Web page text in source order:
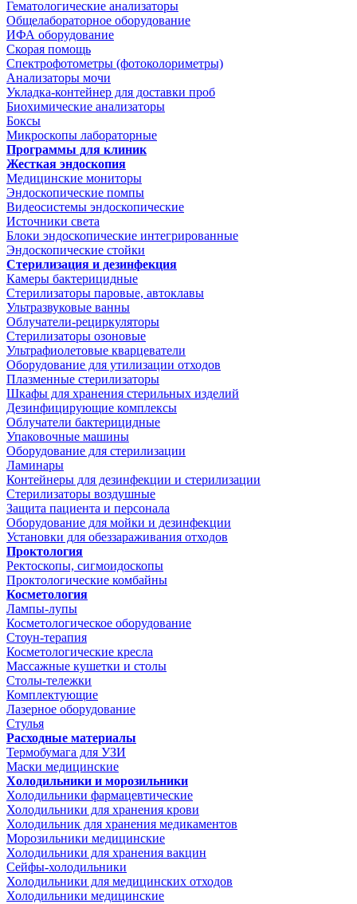
Гематологические анализаторы
Общелабораторное оборудование
ИФА оборудование
Скорая помощь
Спектрофотометры (фотоколориметры)
Анализаторы мочи
Укладка-контейнер для доставки проб
Биохимические анализаторы
Боксы
Микроскопы лабораторные
Программы для клиник
Жесткая эндоскопия
Медицинские мониторы
Эндоскопические помпы
Видеосистемы эндоскопические
Источники света
Блоки эндоскопические интегрированные
Эндоскопические стойки
Стерилизация и дезинфекция
Камеры бактерицидные
Стерилизаторы паровые, автоклавы
Ультразвуковые ванны
Облучатели-рециркуляторы
Стерилизаторы озоновые
Ультрафиолетовые кварцеватели
Оборудование для утилизации отходов
Плазменные стерилизаторы
Шкафы для хранения стерильных изделий
Дезинфицирующие комплексы
Облучатели бактерицидные
Упаковочные машины
Оборудование для стерилизации
Ламинары
Контейнеры для дезинфекции и стерилизации
Стерилизаторы воздушные
Защита пациента и персонала
Оборудование для мойки и дезинфекции
Установки для обеззараживания отходов
Проктология
Ректоскопы, сигмоидоскопы
Проктологические комбайны
Косметология
Лампы-лупы
Косметологическое оборудование
Стоун-терапия
Косметологические кресла
Массажные кушетки и столы
Столы-тележки
Комплектующие
Лазерное оборудование
Стулья
Расходные материалы
Термобумага для УЗИ
Маски медицинские
Холодильники и морозильники
Холодильники фармацевтические
Холодильники для хранения крови
Холодильник для хранения медикаментов
Морозильники медицинские
Холодильники для хранения вакцин
Сейфы-холодильники
Холодильники для медицинских отходов
Холодильники медицинские